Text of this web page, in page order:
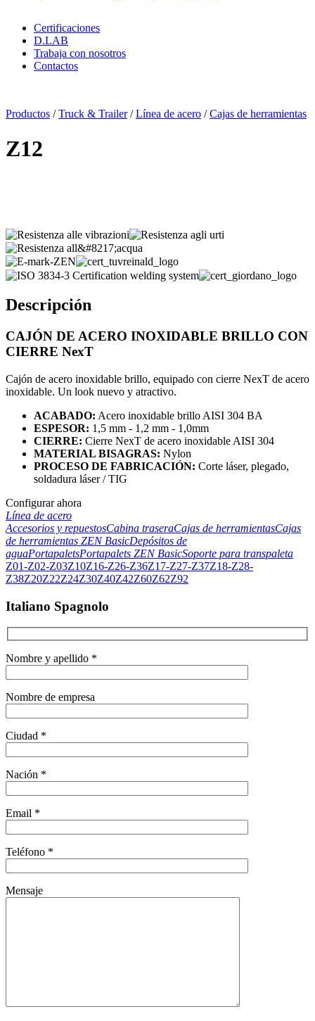
Certificaciones
D.LAB
Trabaja con nosotros
Contactos
Productos /Truck & Trailer/Línea de acero /Cajas de herramientas
Z12
Descripción
CAJÓN DE ACERO INOXIDABLE BRILLO CON
CIERRE NexT
Cajón de acero inoxidable brillo, equipado con cierre NexT de acero
inoxidable. Un look nuevo y atractivo.
ACABADO: Acero inoxidable brillo AISI 304 BA
ESPESOR: 1,5 mm - 1,2 mm - 1,0mm
CIERRE: Cierre NexT de acero inoxidable AISI 304
MATERIAL BISAGRAS: Nylon
PROCESO DE FABRICACIÓN: Corte láser, plegado,
soldadura láser / TIG
Configurar ahora
Línea de acero
Accesorios y repuestosCabina traseraCajas de herramientasCajas
de herramientas ZEN BasicDepósitos de
aguaPortapaletsPortapalets ZEN BasicSoporte para transpaleta
Z01-Z02-Z03Z10Z16-Z26-Z36Z17-Z27-Z37Z18-Z28-
Z38Z20Z22Z24Z30Z40Z42Z60Z62Z92
Italiano Spagnolo
Nombre y apellido *
Nombre de empresa
Ciudad *
Nación *
Email *
Teléfono *
Mensaje